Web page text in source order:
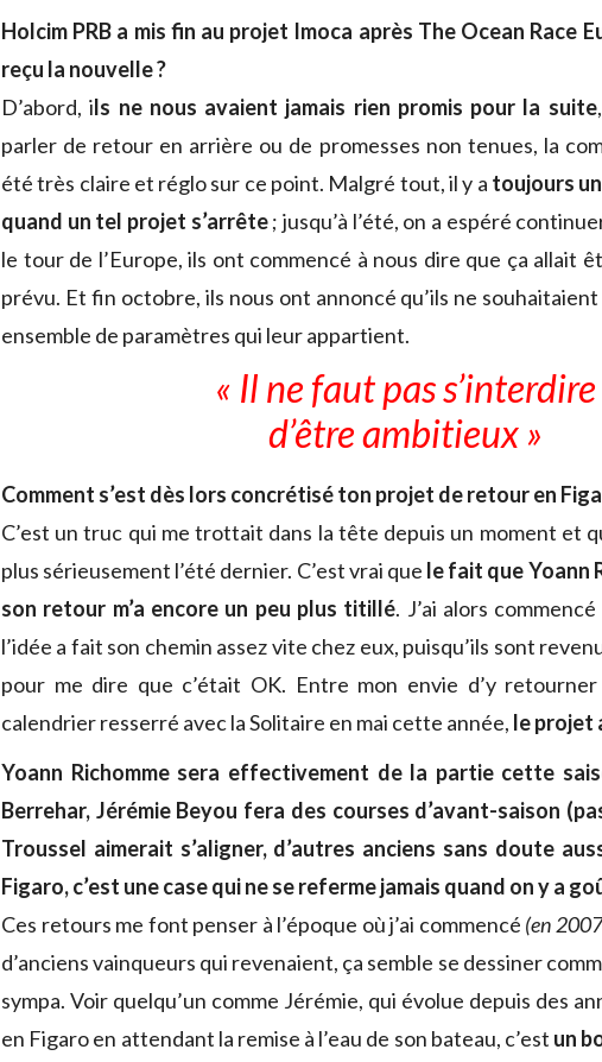
Holcim PRB a mis fin au projet Imoca après The Ocean Race
reçu la nouvelle ?
D’abord, ils ne nous avaient jamais rien promis pour la suite
parler de retour en arrière ou de promesses non tenues, la
été très claire et réglo sur ce point. Malgré tout, il y a toujours
quand un tel projet s’arrête; jusqu’à l’été, on a espéré
le tour de l’Europe, ils ont commencé à nous dire que ça allait
prévu. Et fin octobre, ils nous ont annoncé qu’ils ne
ensemble de paramètres qui leur appartient.
« Il ne faut pas s’interdire
d’être ambitieux »
Comment s’est dès lors concrétisé ton projet de retour en
C’est un truc qui me trottait dans la tête depuis un moment et
plus sérieusement l’été dernier. C’est vrai que le fait que Yoann
son retour m’a encore un peu plus titillé. J’ai alors
l’idée a fait son chemin assez vite chez eux, puisqu’ils sont
pour me dire que c’était OK. Entre mon envie d’y retourner
calendrier resserré avec la Solitaire en mai cette année, le projet
Yoann Richomme sera effectivement de la partie cette
Berrehar, Jérémie Beyou fera des courses d’avant-saison
Troussel aimerait s’aligner, d’autres anciens sans doute
Figaro, c’est une case qui ne se referme jamais quand on y a
Ces retours me font penser à l’époque où j’ai commencé (en
d’anciens vainqueurs qui revenaient, ça semble se dessiner
sympa. Voir quelqu’un comme Jérémie, qui évolue depuis des
en Figaro en attendant la remise à l’eau de son bateau, c’est un